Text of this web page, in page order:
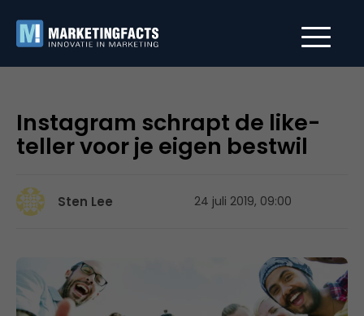
Instagram schrapt de like-
teller voor je eigen bestwil
Sten Lee 24 juli 2019, 09:00